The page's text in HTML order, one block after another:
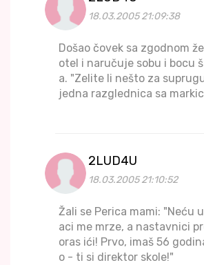
18.03.2005 21:09:38
Došao čovek sa zgodnom
otel i naručuje sobu i bocu
a. "Zelite li nešto za
jedna razglednica sa
2LUD4U
18.03.2005 21:10:52
Žali se Perica mami: "Neću
aci me mrze, a nastavnici
oras ići! Prvo, imaš 56
o - ti si direktor skole!"